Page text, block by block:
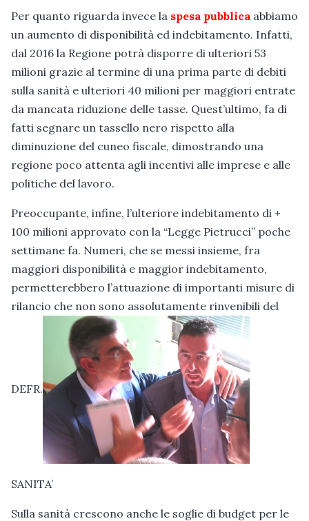
Per quanto riguarda invece la spesa pubblica abbiamo
un aumento di disponibilità ed indebitamento. Infatti,
dal 2016 la Regione potrà disporre di ulteriori 53
milioni grazie al termine di una prima parte di debiti
sulla sanità e ulteriori 40 milioni per maggiori entrate
da mancata riduzione delle tasse. Quest’ultimo, fa di
fatti segnare un tassello nero rispetto alla
diminuzione del cuneo fiscale, dimostrando una
regione poco attenta agli incentivi alle imprese e alle
politiche del lavoro.
Preoccupante, infine, l’ulteriore indebitamento di +
100 milioni approvato con la “Legge Pietrucci” poche
settimane fa. Numeri, che se messi insieme, fra
maggiori disponibilità e maggior indebitamento,
permetterebbero l’attuazione di importanti misure di
rilancio che non sono assolutamente rinvenibili del
DEFR.
SANITA’
Sulla sanità crescono anche le soglie di budget per le